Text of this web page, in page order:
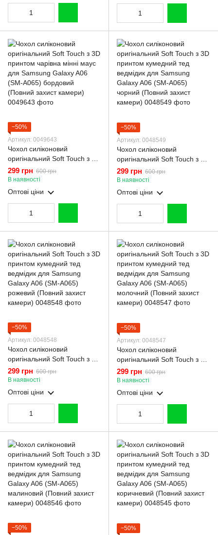
−50%
Артикул: 0049643
Чохол силіконовий
оригінальний Soft Touch з 3D
принтом чарівна мінні маус
для Samsung Galaxy A06
(SM-A065) бордовий
(Повний захист камери)
299 грн 600 грн
В наявності
Оптові ціни
−50%
Артикул: 0048549
Чохол силіконовий
оригінальний Soft Touch з 3D
принтом кумедний тед
ведмідик для Samsung
Galaxy A06 (SM-A065)
чорний (Повний захист
299 грн 600 грн
В наявності
Оптові ціни
−50%
Артикул: 0048548
Чохол силіконовий
оригінальний Soft Touch з 3D
принтом кумедний тед
ведмідик для Samsung
Galaxy A06 (SM-A065)
рожевий (Повний захист
299 грн 600 грн
В наявності
Оптові ціни
−50%
Артикул: 0048547
Чохол силіконовий
оригінальний Soft Touch з 3D
принтом кумедний тед
ведмідик для Samsung
Galaxy A06 (SM-A065)
молочний (Повний захист
299 грн 600 грн
В наявності
Оптові ціни
−50%
−50%